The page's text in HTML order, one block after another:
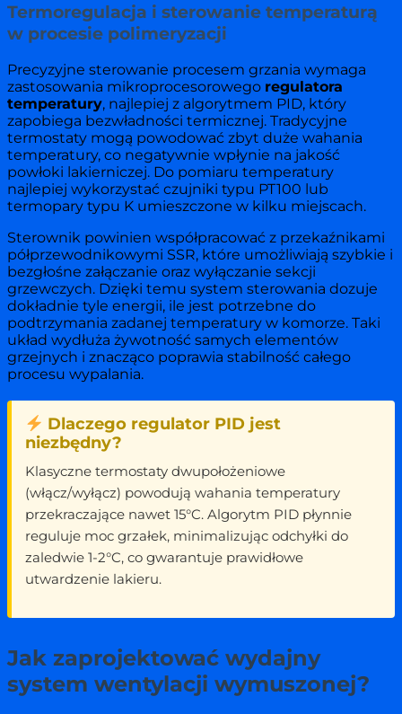
Termoregulacja i sterowanie temperaturą
w procesie polimeryzacji
Precyzyjne sterowanie procesem grzania wymaga
zastosowania mikroprocesorowego regulatora
temperatury, najlepiej z algorytmem PID, który
zapobiega bezwładności termicznej. Tradycyjne
termostaty mogą powodować zbyt duże wahania
temperatury, co negatywnie wpłynie na jakość
powłoki lakierniczej. Do pomiaru temperatury
najlepiej wykorzystać czujniki typu PT100 lub
termopary typu K umieszczone w kilku miejscach.
Sterownik powinien współpracować z przekaźnikami
półprzewodnikowymi SSR, które umożliwiają szybkie i
bezgłośne załączanie oraz wyłączanie sekcji
grzewczych. Dzięki temu system sterowania dozuje
dokładnie tyle energii, ile jest potrzebne do
podtrzymania zadanej temperatury w komorze. Taki
układ wydłuża żywotność samych elementów
grzejnych i znacząco poprawia stabilność całego
procesu wypalania.
Dlaczego regulator PID jest
niezbędny?
Klasyczne termostaty dwupołożeniowe
(włącz/wyłącz) powodują wahania temperatury
przekraczające nawet 15°C. Algorytm PID płynnie
reguluje moc grzałek, minimalizując odchyłki do
zaledwie 1-2°C, co gwarantuje prawidłowe
utwardzenie lakieru.
Jak zaprojektować wydajny
system wentylacji wymuszonej?